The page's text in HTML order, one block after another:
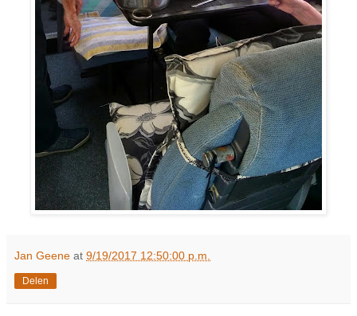
Jan Geene at 9/19/2017 12:50:00 p.m.
Delen